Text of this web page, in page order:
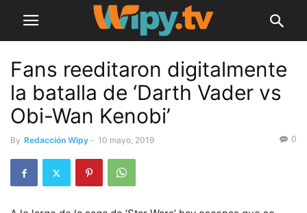
Fans reeditaron digitalmente
la batalla de ‘Darth Vader vs
Obi-Wan Kenobi’
By Redacción Wipy - 10 mayo, 2019 0